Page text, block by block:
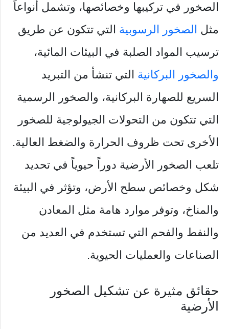
الصخور في تركيبها وخصائصها، وتشمل أنواعاً
مثل الصخور الرسوبية التي تتكون عن طريق
ترسيب المواد الصلبة في البيئات المائية،
والصخور البركانية التي تنشأ من التبريد
السريع للصهارة البركانية، والصخور الرسمية
التي تتكون من التحولات الجيولوجية للصخور
الأخرى تحت ظروف الحرارة والضغط العالية.
تلعب الصخور الأرضية دوراً حيوياً في تحديد
شكل وخصائص سطح الأرض، وتؤثر في البيئة
والمناخ، وتوفر موارد هامة مثل المعادن
والنفط والفحم التي تستخدم في العديد من
الصناعات والعمليات الحيوية.
حقائق مثيرة عن تشكيل الصخور
الأرضية